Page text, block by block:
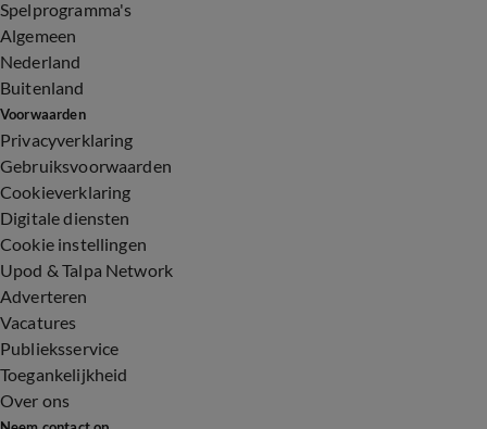
Spelprogramma's
Algemeen
Nederland
Buitenland
Voorwaarden
Privacyverklaring
Gebruiksvoorwaarden
Cookieverklaring
Digitale diensten
Cookie instellingen
Upod & Talpa Network
Adverteren
Vacatures
Publieksservice
Toegankelijkheid
Over ons